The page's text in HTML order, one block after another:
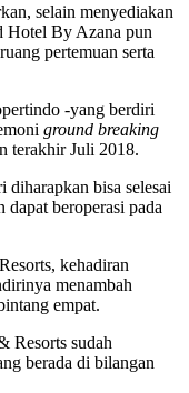
selain menyediakan
Hotel By Azana pun
pertemuan serta
-yang berdiri
ground breaking
terakhir Juli 2018.
diharapkan bisa selesai
beroperasi pada
kehadiran
menambah
empat.
Resorts sudah
berada di bilangan